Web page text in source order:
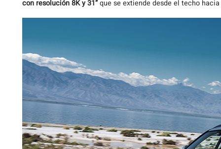
con resolución 8K y 31”que se extiende desde el techo